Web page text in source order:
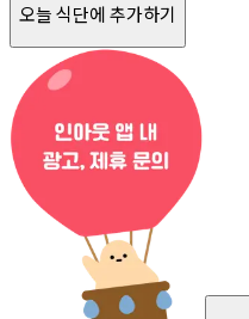
오늘 식단에 추가하기